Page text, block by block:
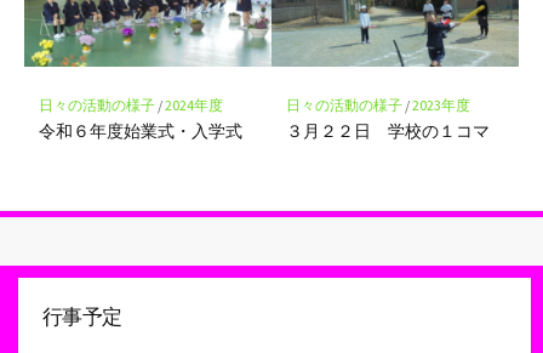
日々の活動の様子/2024年度
令和６年度始業式・入学式
日々の活動の様子/2023年度
３月２２日 学校の１コマ
行事予定